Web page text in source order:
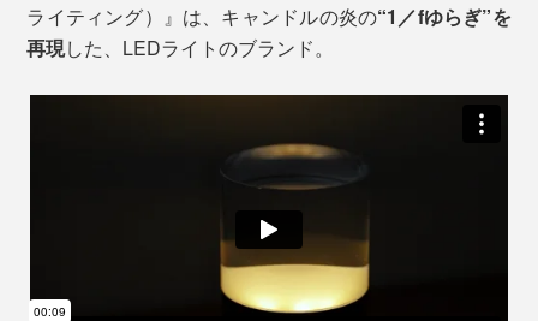
ライティング）』は、キャンドルの炎の“1／fゆらぎ”を
再現した、LEDライトのブランド。